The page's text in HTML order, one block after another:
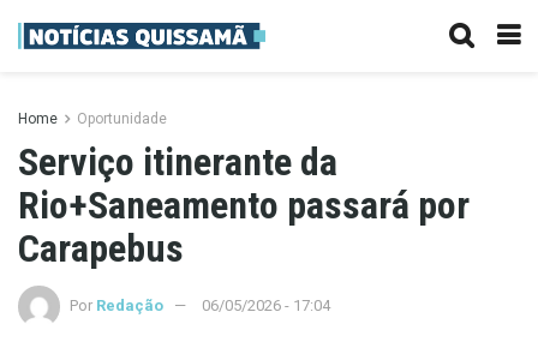
Home Oportunidade
Serviço itinerante da
Rio+Saneamento passará por
Carapebus
Por Redação 06/05/2026 - 17:04